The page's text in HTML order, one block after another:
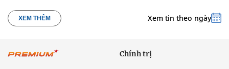
XEM THÊM Xem tin theo ngày
Chính trị